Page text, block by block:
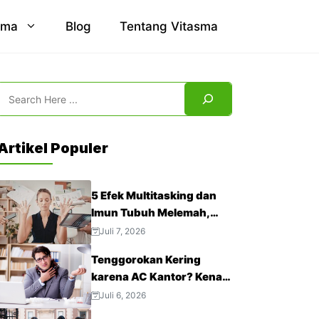
Blog Tentang Vitasma
Populer
5 Efek Multitasking dan
Imun Tubuh Melemah,
Jangan Abaikan!
Juli 7, 2026
Tenggorokan Kering
karena AC Kantor? Kenali
4 Cara Mengatasinya
Juli 6, 2026